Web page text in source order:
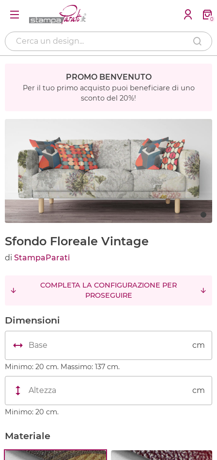
0
PROMO BENVENUTO
Per il tuo primo acquisto puoi beneficiare di uno
sconto del 20%!
Sfondo Floreale Vintage
di StampaParati
COMPLETA LA CONFIGURAZIONE PER
PROSEGUIRE
Dimensioni
cm
Minimo: 20 cm. Massimo: 137 cm.
cm
Minimo: 20 cm.
Materiale